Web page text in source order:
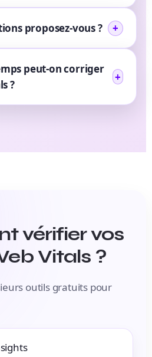
proposez-vous ?
peut-on corriger
?
vérifier vos
Vitals ?
outils gratuits pour